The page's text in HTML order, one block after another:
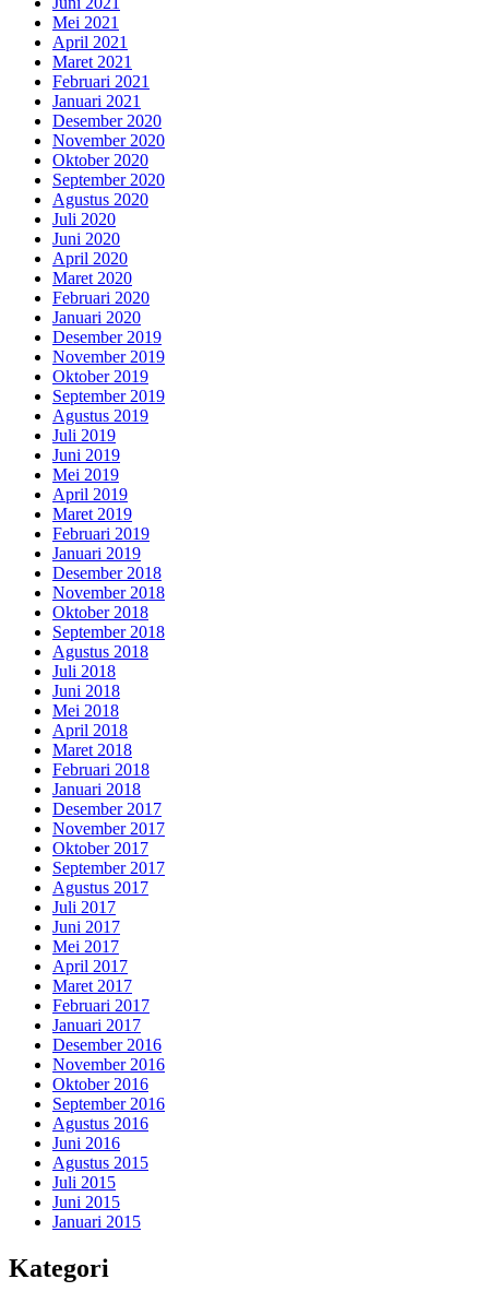
Mei 2021
April 2021
Maret 2021
Februari 2021
Januari 2021
Desember 2020
November 2020
Oktober 2020
September 2020
Agustus 2020
Juli 2020
Juni 2020
April 2020
Maret 2020
Februari 2020
Januari 2020
Desember 2019
November 2019
Oktober 2019
September 2019
Agustus 2019
Juli 2019
Juni 2019
Mei 2019
April 2019
Maret 2019
Februari 2019
Januari 2019
Desember 2018
November 2018
Oktober 2018
September 2018
Agustus 2018
Juli 2018
Juni 2018
Mei 2018
April 2018
Maret 2018
Februari 2018
Januari 2018
Desember 2017
November 2017
Oktober 2017
September 2017
Agustus 2017
Juli 2017
Juni 2017
Mei 2017
April 2017
Maret 2017
Februari 2017
Januari 2017
Desember 2016
November 2016
Oktober 2016
September 2016
Agustus 2016
Juni 2016
Agustus 2015
Juli 2015
Juni 2015
Januari 2015
Kategori